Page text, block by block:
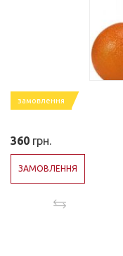
замовлення
360 грн.
ЗАМОВЛЕННЯ